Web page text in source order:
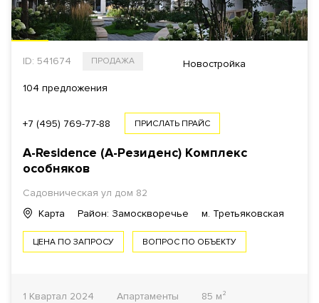
ID: 541674 ПРОДАЖА Новостройка
104 предложения
+7 (495) 769-77-88 ПРИСЛАТЬ ПРАЙС
A-Residence (А-Резиденс) Комплекс
особняков
Садовническая ул дом 82
Карта
Район: Замоскворечье м. Третьяковская
ЦЕНА ПО ЗАПРОСУ ВОПРОС ПО ОБЪЕКТУ
1 Квартал 2024 Апартаменты
85 м²